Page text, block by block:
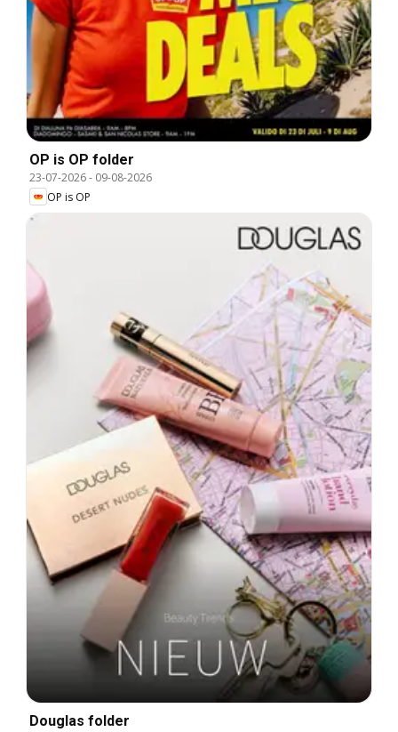
OP is OP folder
23-07-2026- 09-08-2026
OP is OP
Douglas folder